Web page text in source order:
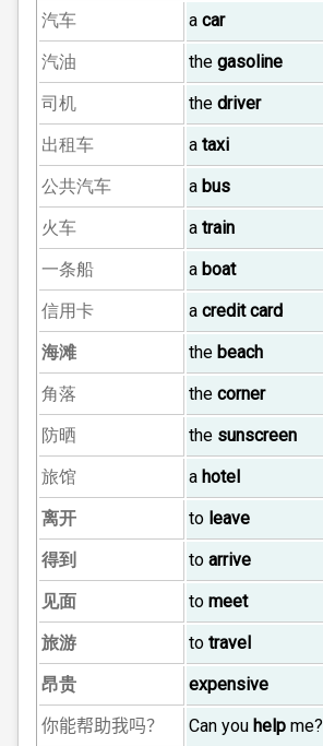
汽车 a car
汽油 the gasoline
司机 the driver
出租车 a taxi
公共汽车 a bus
火车 a train
一条船 a boat
信用卡 a credit card
海滩 the beach
角落 the corner
防晒 the sunscreen
旅馆 a hotel
离开 to leave
得到 to arrive
见面 to meet
旅游 to travel
昂贵 expensive
你能帮助我吗？ Can you help me?